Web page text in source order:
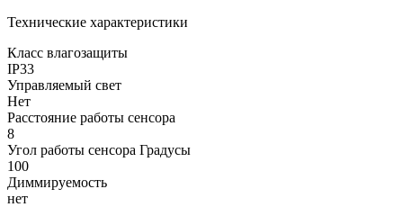
Технические характеристики
Класс влагозащиты
IP33
Управляемый свет
Нет
Расстояние работы сенсора
8
Угол работы сенсора Градусы
100
Диммируемость
нет